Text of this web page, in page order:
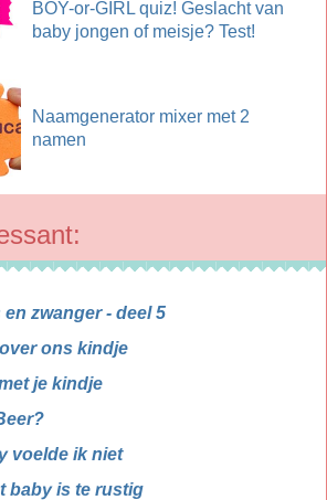
BOY-or-GIRL quiz! Geslacht van
baby jongen of meisje? Test!
Naamgenerator mixer met 2
namen
zwanger - deel 5
ons kindje
je kindje
voelde ik niet
baby is te rustig